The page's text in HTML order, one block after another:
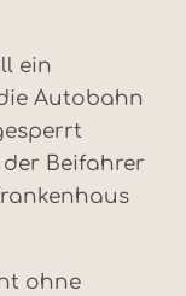
ein
Autobahn
Beifahrer
ohne